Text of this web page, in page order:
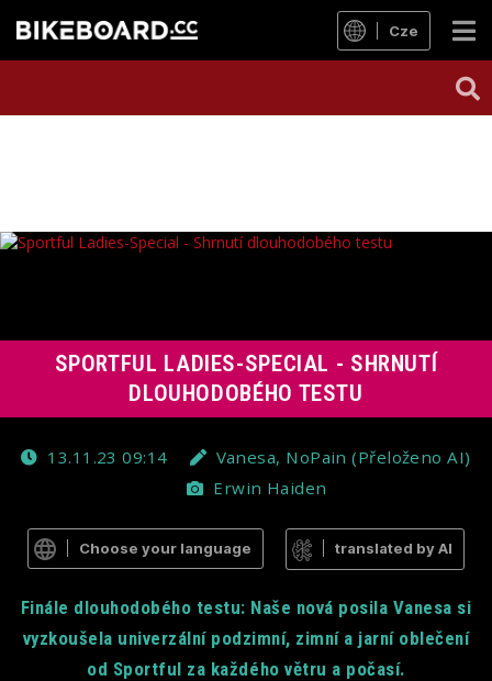
Cze
SPORTFUL LADIES-SPECIAL - SHRNUTÍ
DLOUHODOBÉHO TESTU
13.11.23 09:14
Vanesa, NoPain (Přeloženo AI)
Erwin Haiden
Choose your language translated by AI
Finále dlouhodobého testu: Naše nová posila Vanesa si
vyzkoušela univerzální podzimní, zimní a jarní oblečení
od Sportful za každého větru a počasí.